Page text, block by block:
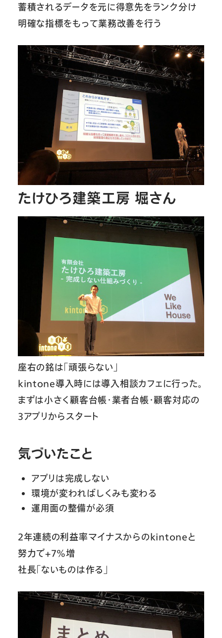
蓄積されるデータを元に得意先をランク分け
明確な指標をもって業務改善を行う
たけひろ建築工房 堀さん
座右の銘は「頑張らない」
kintone導入時には導入相談カフェに行った。
まずは小さく顧客台帳・業者台帳・顧客対応の
3アプリからスタート
気づいたこと
アプリは完成しない
環境が変わればしくみも変わる
運用面の整備が必須
2年連続の利益率マイナスからのkintoneと
努力で+7%増
社長「ないものは作る」